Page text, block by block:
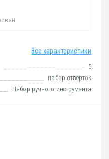
Все характеристики
5
набор отверток
Набор ручного инструмента